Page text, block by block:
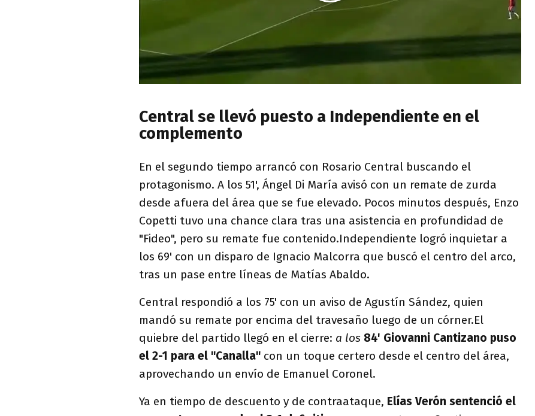
Central se llevó puesto a Independiente en el
complemento
En el segundo tiempo arrancó con Rosario Central buscando el
protagonismo. A los 51', Ángel Di María avisó con un remate de zurda
desde afuera del área que se fue elevado. Pocos minutos después, Enzo
Copetti tuvo una chance clara tras una asistencia en profundidad de
"Fideo", pero su remate fue contenido.Independiente logró inquietar a
los 69' con un disparo de Ignacio Malcorra que buscó el centro del arco,
tras un pase entre líneas de Matías Abaldo.
Central respondió a los 75' con un aviso de Agustín Sández, quien
mandó su remate por encima del travesaño luego de un córner.El
quiebre del partido llegó en el cierre: a los 84' Giovanni Cantizano puso
el 2-1 para el "Canalla" con un toque certero desde el centro del área,
aprovechando un envío de Emanuel Coronel.
Ya en tiempo de descuento y de contraataque, Elías Verón sentenció el